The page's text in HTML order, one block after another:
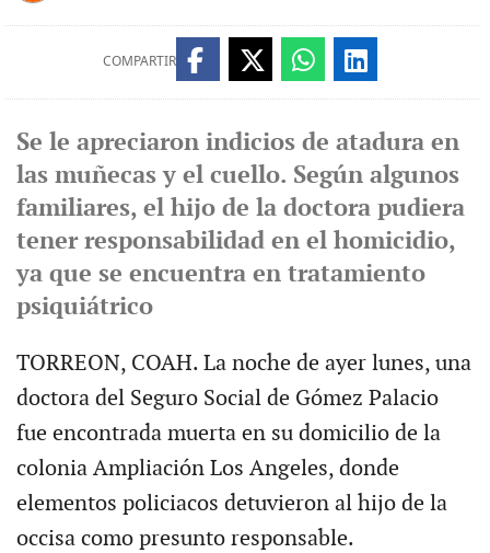
COMPARTIR
Se le apreciaron indicios de atadura en
las muñecas y el cuello. Según algunos
familiares, el hijo de la doctora pudiera
tener responsabilidad en el homicidio,
ya que se encuentra en tratamiento
psiquiátrico
TORREON, COAH. La noche de ayer lunes, una
doctora del Seguro Social de Gómez Palacio
fue encontrada muerta en su domicilio de la
colonia Ampliación Los Angeles, donde
elementos policiacos detuvieron al hijo de la
occisa como presunto responsable.